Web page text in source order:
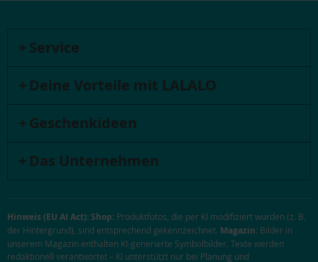
Service
Deine Vorteile mit LALALO
Geschenkideen
Das Unternehmen
Hinweis (EU AI Act):Shop: Produktfotos, die per KI modifiziert wurden (z. B.
der Hintergrund), sind entsprechend gekennzeichnet. Magazin: Bilder in
unserem Magazin enthalten KI-generierte Symbolbilder. Texte werden
redaktionell verantwortet – KI unterstützt nur bei Planung und